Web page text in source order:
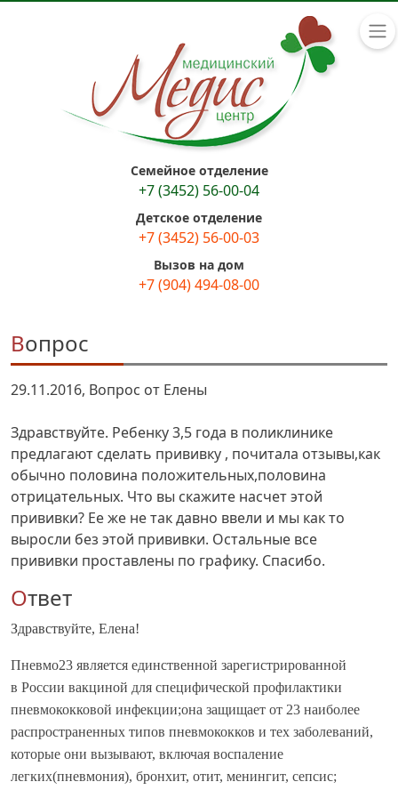
Семейное отделение
+7 (3452) 56-00-04
Детское отделение
+7 (3452) 56-00-03
Вызов на дом
+7 (904) 494-08-00
Вопрос
29.11.2016, Вопрос от Елены
Здравствуйте. Ребенку 3,5 года в поликлинике
предлагают сделать прививку , почитала отзывы,как
обычно половина положительных,половина
отрицательных. Что вы скажите насчет этой
прививки? Ее же не так давно ввели и мы как то
выросли без этой прививки. Остальные все
прививки проставлены по графику. Спасибо.
Ответ
Здравствуйте, Елена!
Пневмо23 является единственной зарегистрированной
в России вакциной для специфической профилактики
пневмококковой инфекции;она защищает от 23 наиболее
распространенных типов пневмококков и тех заболеваний,
которые они вызывают, включая воспаление
легких(пневмония), бронхит, отит, менингит, сепсис;